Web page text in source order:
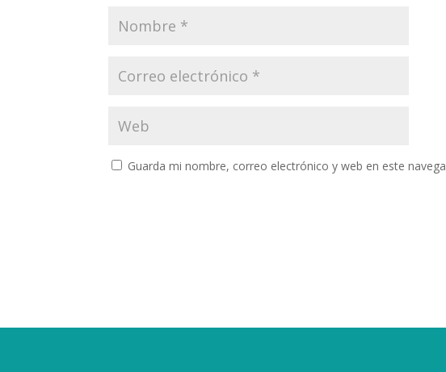
Guarda mi nombre, correo electrónico y web en este